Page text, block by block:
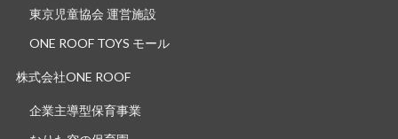
東京児童協会 運営施設
ONE ROOF TOYS モール
株式会社ONE ROOF
企業主導型保育事業